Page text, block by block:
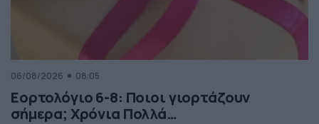
06/08/2026 08:05
Εορτολόγιο 6-8: Ποιοι γιορτάζουν
σήμερα; Χρόνια Πολλά…